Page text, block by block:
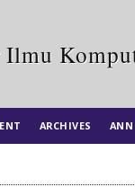
ARCHIVES